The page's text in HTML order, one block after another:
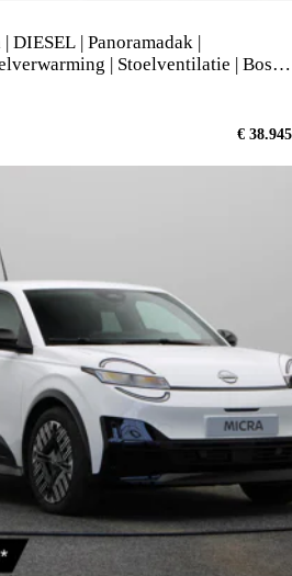
| Panoramadak |
| Stoelventilatie | Bose
€ 38.945